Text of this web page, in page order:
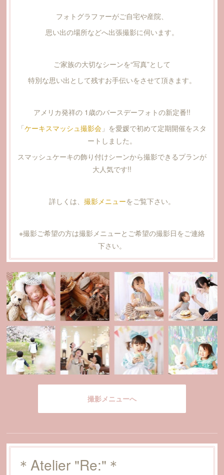
フォトグラファーがご自宅や産院、
思い出の場所などへ出張撮影に伺います。
ご家族の大切なシーンを“写真”として
特別な思い出として残すお手伝いをさせて頂きます。
アメリカ発祥の 1歳のバースデーフォトの新定番!!
「ケーキスマッシュ撮影会 」を愛媛で初めて定期開催をスタ
ートしました。
スマッシュケーキの飾り付けシーンから撮影できるプランが
大人気です!!
詳しくは、 撮影メニューをご覧下さい。
※撮影ご希望の方は撮影メニューとご希望の撮影日をご連絡
下さい。
撮影メニューへ
＊Atelier "Re:"＊